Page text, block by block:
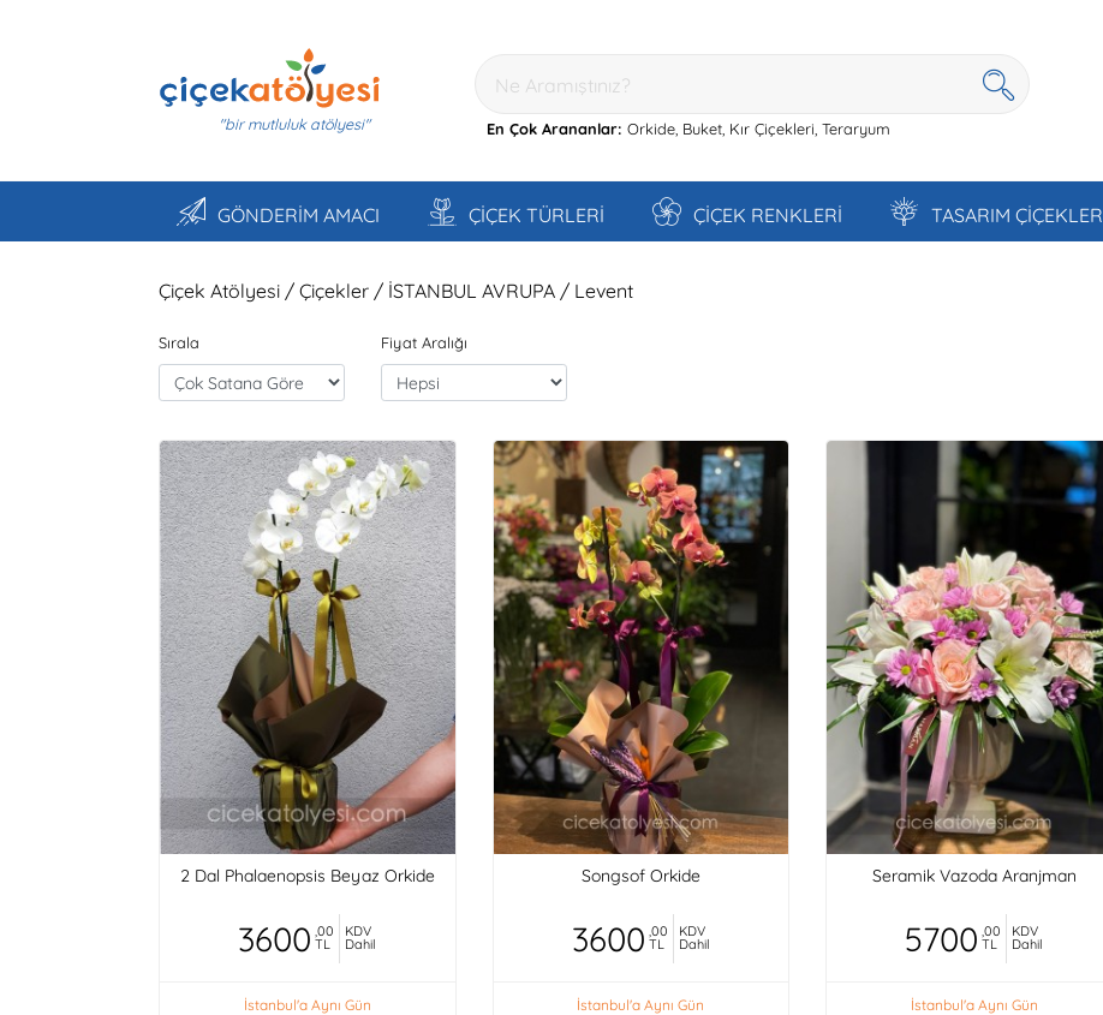
"bir mutluluk atölyesi" En Çok Arananlar: Orkide, Buket, Kır Çiçekleri, Teraryum
GÖNDERİM AMACI ÇİÇEK TÜRLERİ ÇİÇEK RENKLERİ TASARIM ÇİÇEKLER
Çiçek Atölyesi / Çiçekler / İSTANBUL AVRUPA / Levent
Sırala Fiyat Aralığı
2 Dal Phalaenopsis Beyaz Orkide
3600 ,00
TL
KDV
Dahil
İstanbul'a Aynı Gün
Songsof Orkide
3600 ,00
TL
KDV
Dahil
İstanbul'a Aynı Gün
Seramik Vazoda Aranjman
5700 ,00
TL
KDV
Dahil
İstanbul'a Aynı Gün